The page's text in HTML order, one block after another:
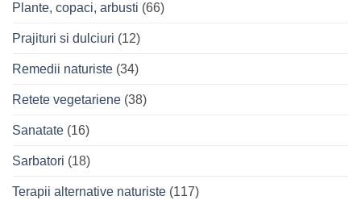
Plante, copaci, arbusti (66)
Prajituri si dulciuri (12)
Remedii naturiste (34)
Retete vegetariene (38)
Sanatate (16)
Sarbatori (18)
Terapii alternative naturiste (117)